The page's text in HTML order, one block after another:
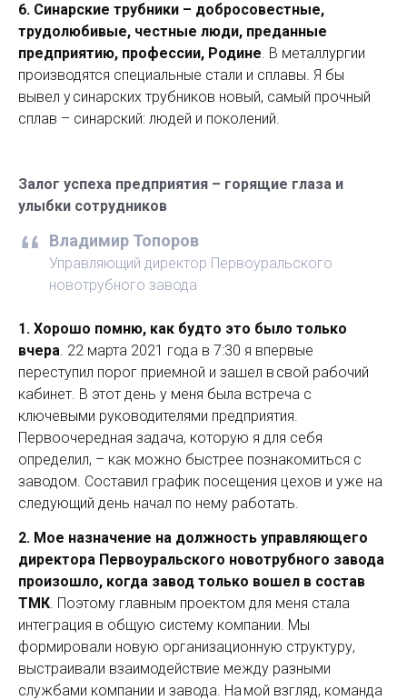
6. Синарские трубники – добросовестные,
трудолюбивые, честные люди, преданные
предприятию, профессии, Родине. В металлургии
производятся специальные стали и сплавы. Я бы
вывел у синарских трубников новый, самый прочный
сплав – синарский: людей и поколений.
Залог успеха предприятия – горящие глаза и
улыбки сотрудников
Владимир Топоров
Управляющий директор Первоуральского
новотрубного завода
1. Хорошо помню, как будто это было только
вчера. 22 марта 2021 года в 7:30 я впервые
переступил порог приемной и зашел в свой рабочий
кабинет. В этот день у меня была встреча с
ключевыми руководителями предприятия.
Первоочередная задача, которую я для себя
определил, – как можно быстрее познакомиться с
заводом. Составил график посещения цехов и уже на
следующий день начал по нему работать.
2. Мое назначение на должность управляющего
директора Первоуральского новотрубного завода
произошло, когда завод только вошел в состав
ТМК. Поэтому главным проектом для меня стала
интеграция в общую систему компании. Мы
формировали новую организационную структуру,
выстраивали взаимодействие между разными
службами компании и завода. На мой взгляд, команда